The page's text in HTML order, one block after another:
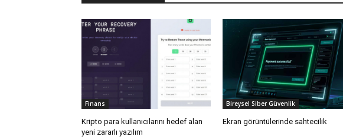
Finans
Kripto para kullanıcılarını hedef alan
yeni zararlı yazılım
Bireysel Siber Güvenlik
Ekran görüntülerinde sahtecilik